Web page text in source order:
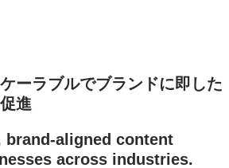
ーラブルでブランドに即した
進
brand-aligned content
across industries.